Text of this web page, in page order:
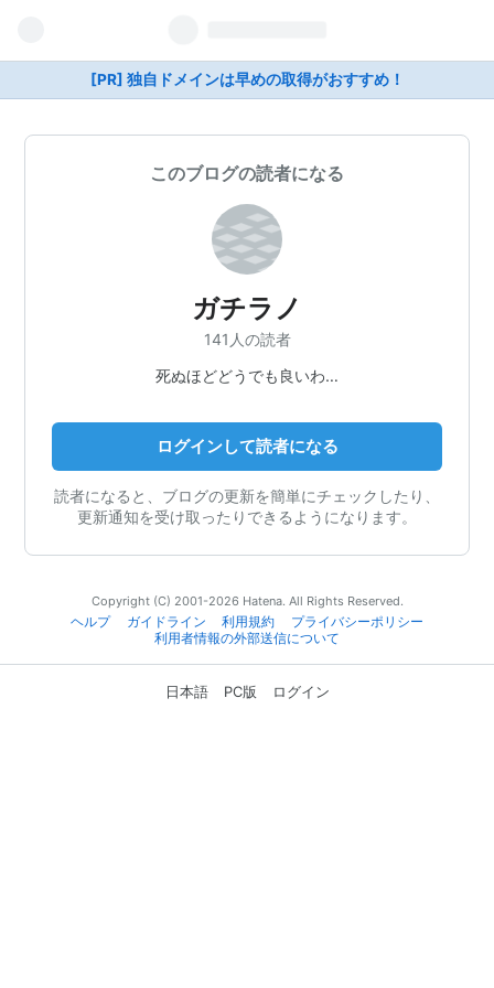
[PR] 独自ドメインは早めの取得がおすすめ！
このブログの読者になる
ガチラノ
141人の読者
死ぬほどどうでも良いわ…
ログインして読者になる
読者になると、ブログの更新を簡単にチェックしたり、
更新通知を受け取ったりできるようになります。
Copyright (C) 2001-2026 Hatena. All Rights Reserved.
ヘルプ
ガイドライン 利用規約
プライバシーポリシー
利用者情報の外部送信について
日本語 PC版 ログイン